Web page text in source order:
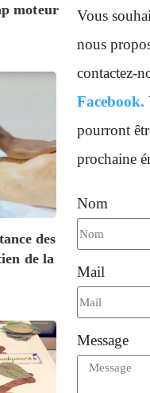
moteur
des
de la
Vous
nous
contactez-
Facebook.
pourront
prochaine
Nom
Mail
Message